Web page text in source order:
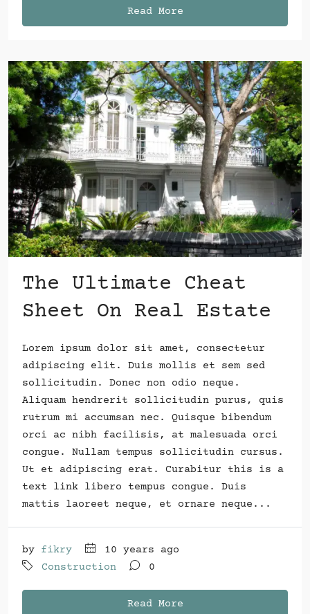
Read More
The Ultimate Cheat
Sheet On Real Estate
Lorem ipsum dolor sit amet, consectetur
adipiscing elit. Duis mollis et sem sed
sollicitudin. Donec non odio neque.
Aliquam hendrerit sollicitudin purus, quis
rutrum mi accumsan nec. Quisque bibendum
orci ac nibh facilisis, at malesuada orci
congue. Nullam tempus sollicitudin cursus.
Ut et adipiscing erat. Curabitur this is a
text link libero tempus congue. Duis
mattis laoreet neque, et ornare neque...
by fikry
10 years ago
Construction
0
Read More